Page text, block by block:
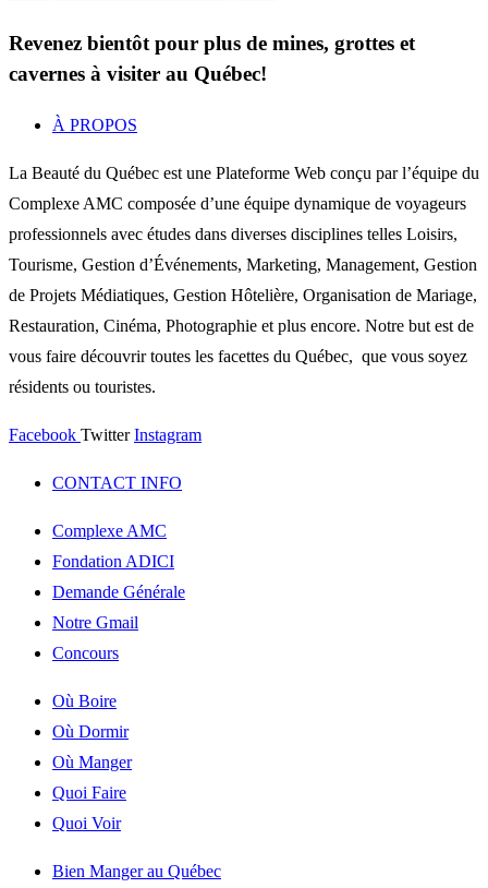
Revenez bientôt pour plus de mines, grottes et
cavernes à visiter au Québec!
À PROPOS
La Beauté du Québec est une Plateforme Web conçu par l’équipe du
Complexe AMC composée d’une équipe dynamique de voyageurs
professionnels avec études dans diverses disciplines telles Loisirs,
Tourisme, Gestion d’Événements, Marketing, Management, Gestion
de Projets Médiatiques, Gestion Hôtelière, Organisation de Mariage,
Restauration, Cinéma, Photographie et plus encore. Notre but est de
vous faire découvrir toutes les facettes du Québec, que vous soyez
résidents ou touristes.
Facebook Twitter Instagram
CONTACT INFO
Complexe AMC
Fondation ADICI
Demande Générale
Notre Gmail
Concours
Où Boire
Où Dormir
Où Manger
Quoi Faire
Quoi Voir
Bien Manger au Québec